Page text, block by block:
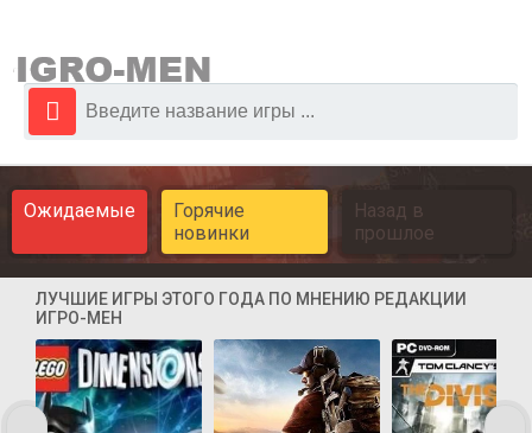
Ожидаемые
Горячие
новинки
Назад в
прошлое
ЛУЧШИЕ ИГРЫ ЭТОГО ГОДА ПО МНЕНИЮ РЕДАКЦИИ
ИГРО-МЕН